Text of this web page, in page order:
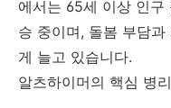
에서는 65세 이상 인
승 중이며, 돌봄 부담
게 늘고 있습니다.
알츠하이머의 핵심 병